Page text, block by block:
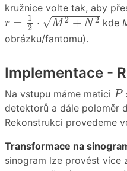
kružnice volte tak, aby
r =
1
2 ⋅ √M 2 + N 2
r=12⋅M 2+N2 kde
obrázku/fantomu).
Implementace -
Na vstupu máme matici P
P
detektorů a dále poloměr
Rekonstrukci provedeme
Transformace na
sinogram lze provést více